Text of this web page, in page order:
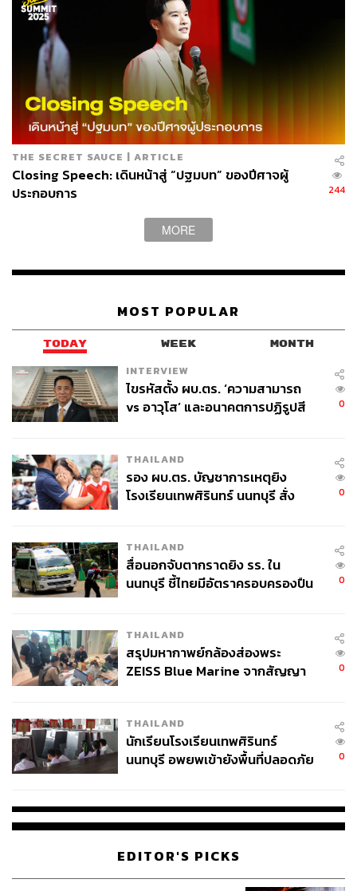
เซ็นรับรองมอบอำนาจในการเปลี่ยนชื่อผู้ถือบัตร
หมายเหตุ :
หากเคยทำการเปลี่ยนชื่อทางระบบออนไลน์แล้ว
ขอสงวนสิทธิ์ไม่อนุญาตให้ทำการเปลี่ยนแปลงชื่อผู้ถือบัตร
เป็นครั้งที่ 2โดยหากต้องการเข้าร่วมงานจะต้องแสดงสำเนา
บัตรประจำตัวประชาชน / ใบขับขี่ / หนังสือเดินทาง หรือ
เอกสารทางราชการของผู้ที่มีชื่อตรงกับบนบัตร พร้อมเซ็น
รับรองมอบสิทธิ์ในการเข้าร่วมงานเท่านั้น
Main Stage
ควรมาก่อนเริ่มแต่ละ Session 15 นาที เพื่อไม่ให้คุณ
พลาดเนื้อหาช่วงแรกของ Session นั้นๆ
ที่นั่งภายในงานไม่ได้มีการกำหนดเฉพาะ (First come,
THE SECRET SAUCE | ARTICLE
Closing Speech: เดินหน้าสู่ “ปฐมบท” ของปีศาจผู้
ประกอบการ
244
MORE
MOST POPULAR
TODAY WEEK MONTH
INTERVIEW
ไขรหัสตั้ง ผบ.ตร. ‘ความสามารถ
vs อาวุโส’ และอนาคตการปฏิรูปสี
0
THAILAND
รอง ผบ.ตร. บัญชาการเหตุยิง
โรงเรียนเทพศิรินทร์ นนทบุรี สั่ง
0
THAILAND
สื่อนอกจับตากราดยิง รร. ใน
นนทบุรี ชี้ไทยมีอัตราครอบครองปืน
0
THAILAND
สรุปมหากาพย์กล้องส่องพระ
ZEISS Blue Marine จากสัญญา
จ่ายหนี้-แอบระบุแบรนด์
0
THAILAND
นักเรียนโรงเรียนเทพศิรินทร์
นนทบุรี อพยพเข้ายังพื้นที่ปลอดภัย
0
EDITOR'S PICKS